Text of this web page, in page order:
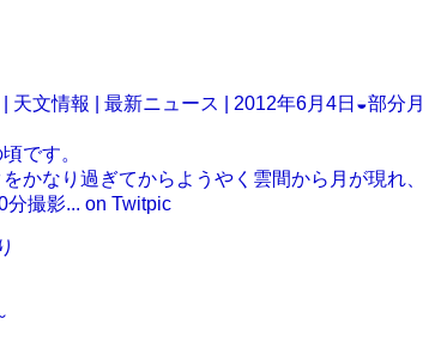
天文情報 | 最新ニュース | 2012年6月4日◒部分月
です。
かなり過ぎてからようやく雲間から月が現れ、
撮影... on Twitpic